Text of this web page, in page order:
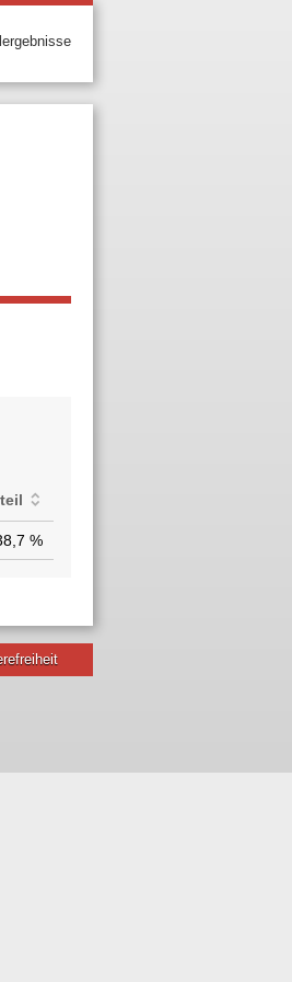
%